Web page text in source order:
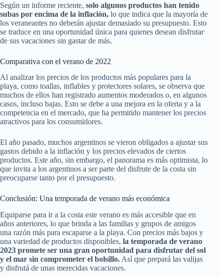
Según un informe reciente, solo algunos productos han tenido
subas por encima de la inflación, lo que indica que la mayoría de
los veraneantes no deberán ajustar demasiado su presupuesto. Esto
se traduce en una oportunidad única para quienes desean disfrutar
de sus vacaciones sin gastar de más.
Comparativa con el verano de 2022
Al analizar los precios de los productos más populares para la
playa, como toallas, inflables y protectores solares, se observa que
muchos de ellos han registrado aumentos moderados o, en algunos
casos, incluso bajas. Esto se debe a una mejora en la oferta y a la
competencia en el mercado, que ha permitido mantener los precios
atractivos para los consumidores.
El año pasado, muchos argentinos se vieron obligados a ajustar sus
gastos debido a la inflación y los precios elevados de ciertos
productos. Este año, sin embargo, el panorama es más optimista, lo
que invita a los argentinos a ser parte del disfrute de la costa sin
preocuparse tanto por el presupuesto.
Conclusión: Una temporada de verano más económica
Equiparse para ir a la costa este verano es más accesible que en
años anteriores, lo que brinda a las familias y grupos de amigos
una razón más para escaparse a la playa. Con precios más bajos y
una variedad de productos disponibles, la temporada de verano
2023 promete ser una gran oportunidad para disfrutar del sol
y el mar sin comprometer el bolsillo. Así que prepará las valijas
y disfrutá de unas merecidas vacaciones.